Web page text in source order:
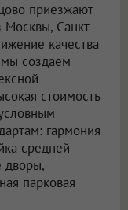
приезжают
Москвы, Санкт-
качества
создаем
стоимость
гармония
средней
дворы,
парковая